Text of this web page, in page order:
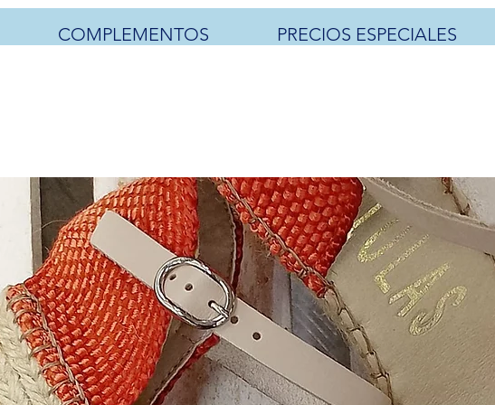
COMPLEMENTOS PRECIOS ESPECIALES